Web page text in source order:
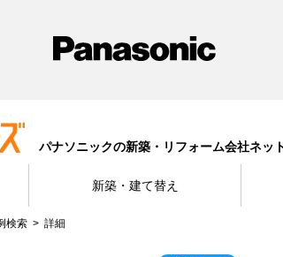
パナソニックの新築・リフォーム会社ネッ
新築・建て替え
検索 詳細